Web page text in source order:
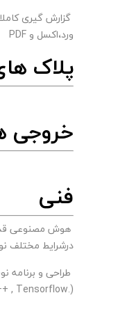
گزارش گیری
ورد،اکسل و PDF
پلاک
خروجی
فنی
هوش مصنوعی
درشرایط مختلف
طراحی و برنامه
(.NET Framework , C++ , Tensorflow)